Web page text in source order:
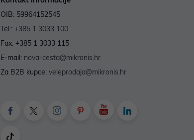
OIB: 59964152545
Tel.: +385 1 3033 100
Fax: +385 1 3033 115
E-mail: nova-cesta@mikronis.hr
Za B2B kupce: veleprodaja@mikronis.hr